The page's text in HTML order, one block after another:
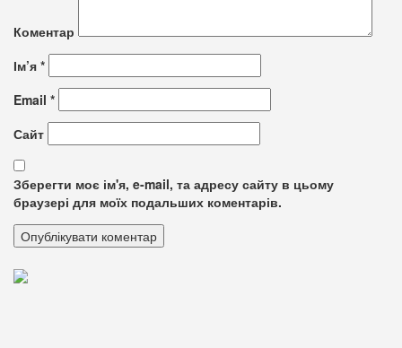
Коментар
Ім’я *
Email *
Сайт
Зберегти моє ім'я, e-mail, та адресу сайту в цьому
браузері для моїх подальших коментарів.